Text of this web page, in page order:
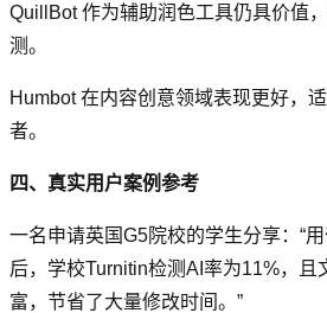
QuillBot 作为辅助润色工具仍具价值
测。
Humbot 在内容创意领域表现更好，
者。
四、真实用户案例参考
一名申请英国G5院校的学生分享：“用
后，学校Turnitin检测AI率为11%，且
富，节省了大量修改时间。”